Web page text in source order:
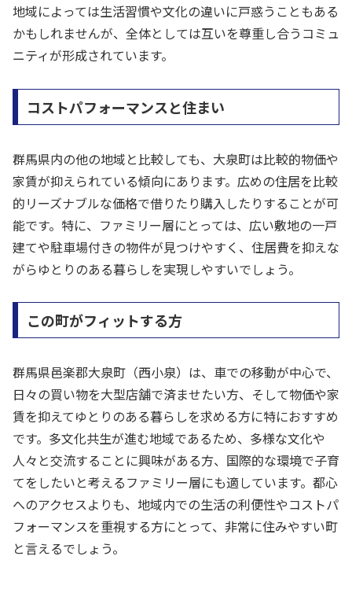
地域によっては生活習慣や文化の違いに戸惑うこともある
かもしれませんが、全体としては互いを尊重し合うコミュ
ニティが形成されています。
コストパフォーマンスと住まい
群馬県内の他の地域と比較しても、大泉町は比較的物価や
家賃が抑えられている傾向にあります。広めの住居を比較
的リーズナブルな価格で借りたり購入したりすることが可
能です。特に、ファミリー層にとっては、広い敷地の一戸
建てや駐車場付きの物件が見つけやすく、住居費を抑えな
がらゆとりのある暮らしを実現しやすいでしょう。
この町がフィットする方
群馬県邑楽郡大泉町（西小泉）は、車での移動が中心で、
日々の買い物を大型店舗で済ませたい方、そして物価や家
賃を抑えてゆとりのある暮らしを求める方に特におすすめ
です。多文化共生が進む地域であるため、多様な文化や
人々と交流することに興味がある方、国際的な環境で子育
てをしたいと考えるファミリー層にも適しています。都心
へのアクセスよりも、地域内での生活の利便性やコストパ
フォーマンスを重視する方にとって、非常に住みやすい町
と言えるでしょう。